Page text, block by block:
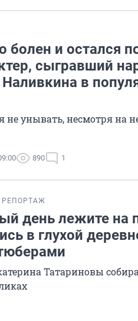
болен и остался
сыгравший
Наливкина в
не унывать, несмотря на
890 1
РЕПОРТАЖ
день лежите на
в глухой
Татариновы